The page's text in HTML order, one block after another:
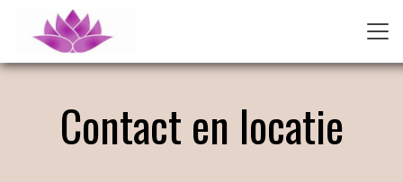
Contact en locatie